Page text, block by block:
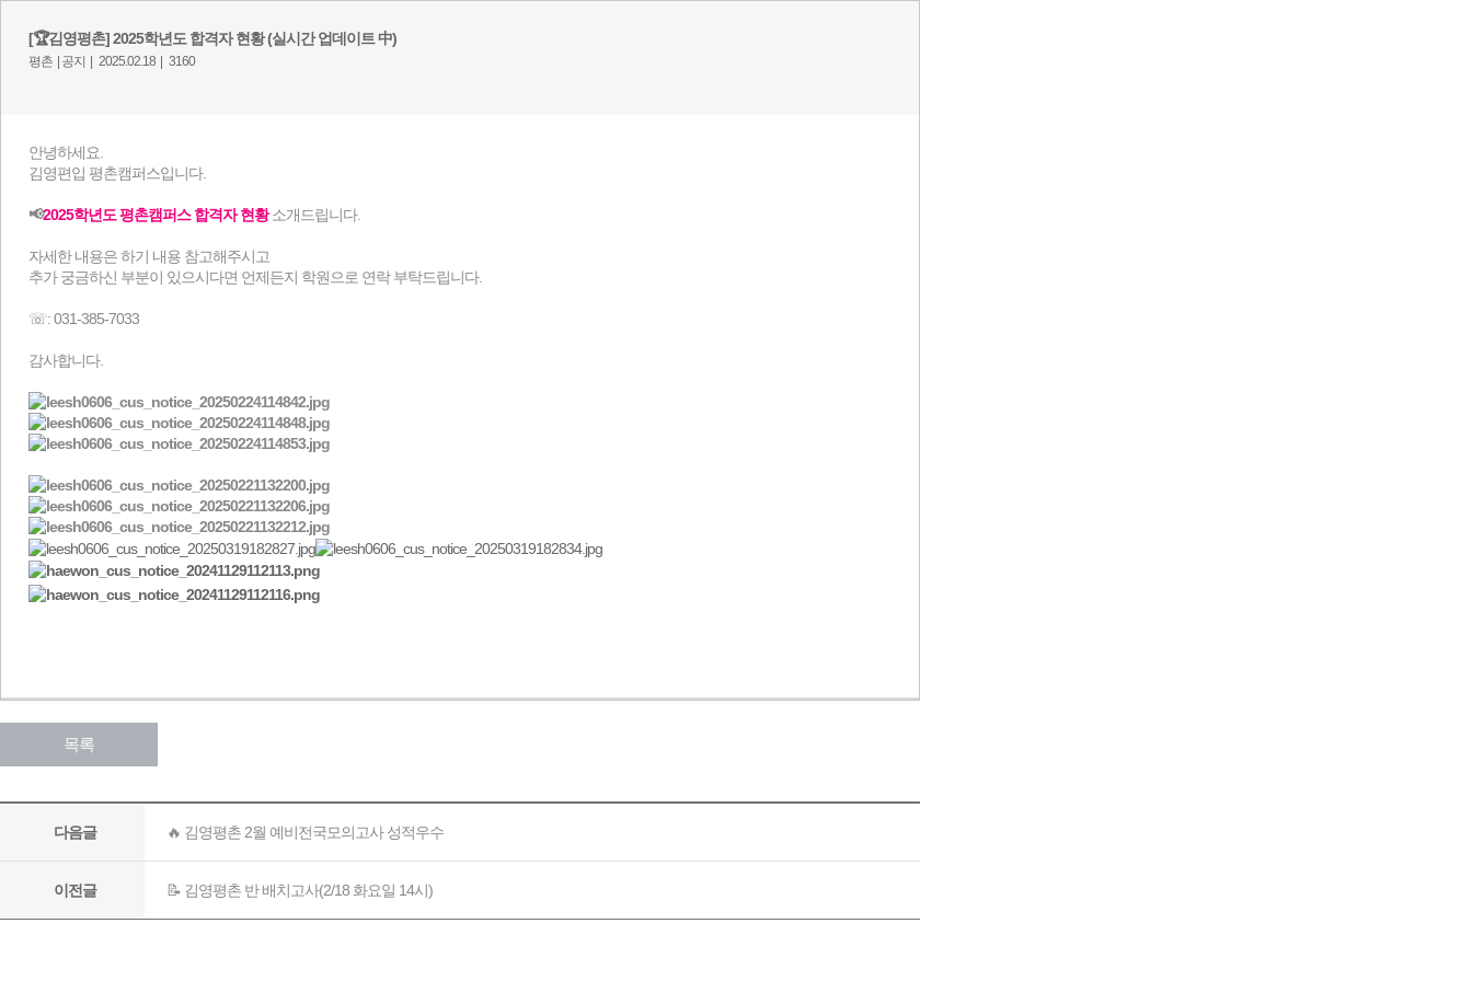
[🏆김영평촌] 2025학년도 합격자 현황 (실시간 업데이트 中)
평촌 | 공지 | 2025.02.18 | 3160
안녕하세요.
김영편입 평촌캠퍼스입니다.
📢2025학년도 평촌캠퍼스 합격자 현황 소개드립니다.
자세한 내용은 하기 내용 참고해주시고
추가 궁금하신 부분이 있으시다면 언제든지 학원으로 연락 부탁드립니다.
☏: 031-385-7033
감사합니다.​
목록
다음글 🔥 김영평촌 2월 예비전국모의고사 성적우수
이전글 📝 김영평촌 반 배치고사(2/18 화요일 14시)